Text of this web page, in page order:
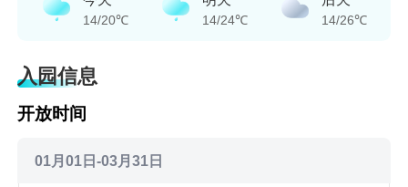
14/20℃ 14/24℃ 14/26℃
入园信息
开放时间
01月01日-03月31日